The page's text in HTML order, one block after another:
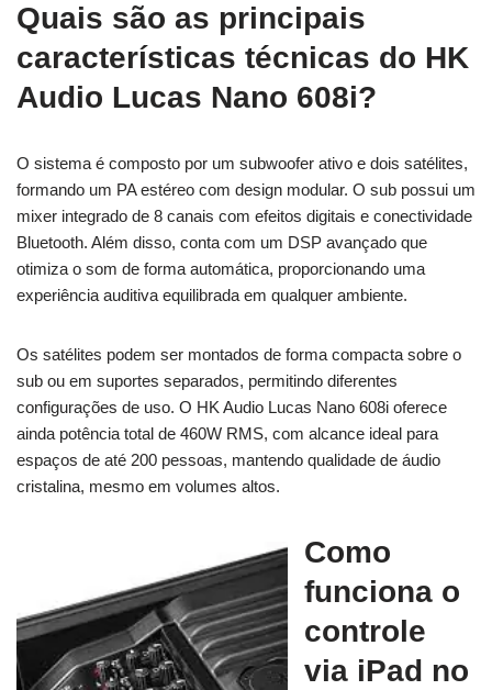
Quais são as principais
características técnicas do HK
Audio Lucas Nano 608i?
O sistema é composto por um subwoofer ativo e dois satélites,
formando um PA estéreo com design modular. O sub possui um
mixer integrado de 8 canais com efeitos digitais e conectividade
Bluetooth. Além disso, conta com um DSP avançado que
otimiza o som de forma automática, proporcionando uma
experiência auditiva equilibrada em qualquer ambiente.
Os satélites podem ser montados de forma compacta sobre o
sub ou em suportes separados, permitindo diferentes
configurações de uso. O HK Audio Lucas Nano 608i oferece
ainda potência total de 460W RMS, com alcance ideal para
espaços de até 200 pessoas, mantendo qualidade de áudio
cristalina, mesmo em volumes altos.
Como
funciona o
controle
via iPad no